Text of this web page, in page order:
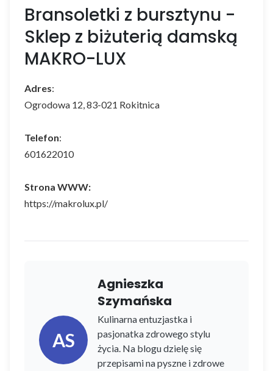
Bransoletki z bursztynu -
Sklep z biżuterią damską
MAKRO-LUX
Adres:
Ogrodowa 12, 83-021 Rokitnica
Telefon:
601622010
Strona WWW:
https://makrolux.pl/
AS
Agnieszka
Szymańska
Kulinarna entuzjastka i
pasjonatka zdrowego stylu
życia. Na blogu dzielę się
przepisami na pyszne i zdrowe